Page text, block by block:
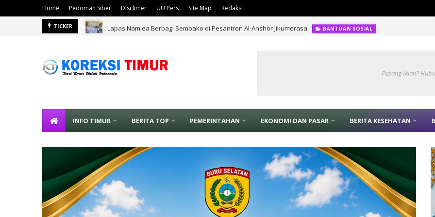
Home Pedoman Siber Disclimer UU Pers Site Map Redaksi
TICKER Lapas Namlea Berbagi Sembako di Pesantren Al-Anshor Jikumerasa BANTUAN SOSIAL
Pasang Iklan?
INFO TIMUR BERITA TOP PEMERINTAHAN EKONOMI DAN PASAR BERITA KESEHATAN